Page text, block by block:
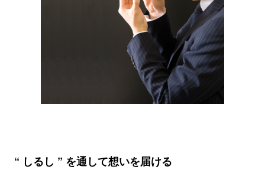
“ しるし ” を通して想いを届ける